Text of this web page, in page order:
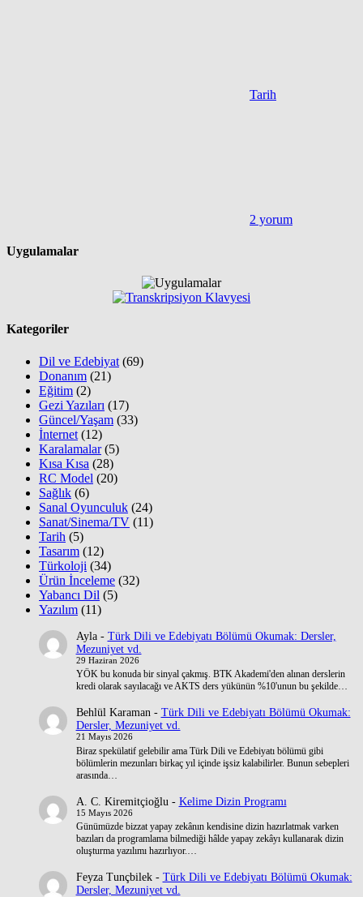
Tarih
2 yorum
Uygulamalar
Kategoriler
Dil ve Edebiyat (69)
Donanım (21)
Eğitim (2)
Gezi Yazıları (17)
Güncel/Yaşam (33)
İnternet (12)
Karalamalar(5)
Kısa Kısa (28)
RC Model (20)
Sağlık (6)
Sanal Oyunculuk (24)
Sanat/Sinema/TV (11)
Tarih (5)
Tasarım (12)
Türkoloji (34)
Ürün İnceleme (32)
Yabancı Dil (5)
Yazılım (11)
Ayla- Türk Dili ve Edebiyatı Bölümü Okumak: Dersler,
Mezuniyet vd.
29 Haziran 2026
YÖK bu konuda bir sinyal çakmış. BTK Akademi'den alınan derslerin
kredi olarak sayılacağı ve AKTS ders yükünün %10'unun bu şekilde…
Behlül Karaman- Türk Dili ve Edebiyatı Bölümü Okumak:
Dersler, Mezuniyet vd.
21 Mayıs 2026
Biraz spekülatif gelebilir ama Türk Dili ve Edebiyatı bölümü gibi
bölümlerin mezunları birkaç yıl içinde işsiz kalabilirler. Bunun sebepleri
arasında…
A. C. Kiremitçioğlu - Kelime Dizin Programı
15 Mayıs 2026
Günümüzde bizzat yapay zekânın kendisine dizin hazırlatmak varken
bazıları da programlama bilmediği hâlde yapay zekâyı kullanarak dizin
oluşturma yazılımı hazırlıyor.…
Feyza Tunçbilek- Türk Dili ve Edebiyatı Bölümü Okumak:
Dersler, Mezuniyet vd.